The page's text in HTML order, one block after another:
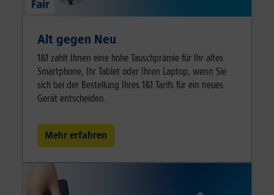
Alt gegen Neu
1&1 zahlt Ihnen eine hohe Tauschprämie für Ihr altes
Smartphone, Ihr Tablet oder Ihren Laptop, wenn Sie
sich bei der Bestellung Ihres 1&1 Tarifs für ein neues
Gerät entscheiden.
Mehr erfahren